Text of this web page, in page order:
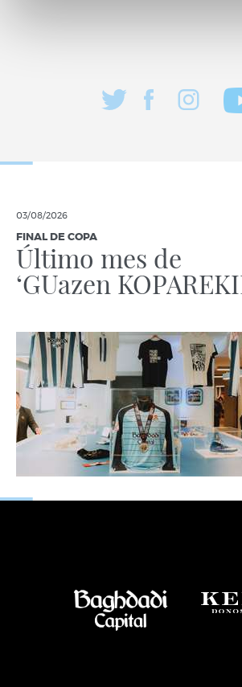
03/08/2026
FINAL DE COPA
Último mes de
‘GUazen